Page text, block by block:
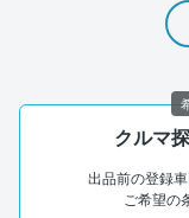
クルマ
出品前の登録
ご希望の